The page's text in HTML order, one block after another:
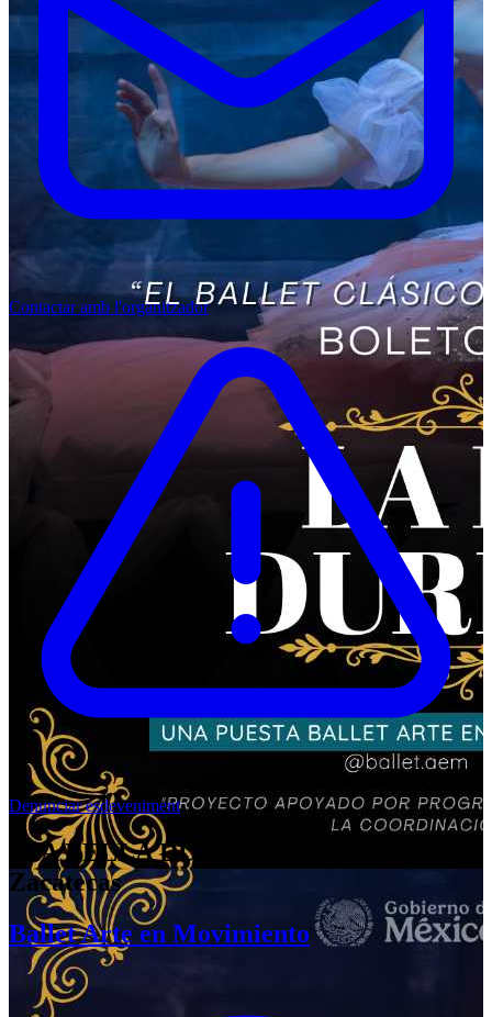
Contactar amb l'organitzador
Denunciar esdeveniment
"LA BELLA DURMIENTE" Ballet en
Zacatecas
Ballet Arte en Movimiento